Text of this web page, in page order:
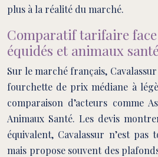
plus à la réalité du marché.
Comparatif tarifaire face
équidés et animaux santé
Sur le marché français,
fourchette de prix médiane à
comparaison d’acteurs comme
Animaux Santé. Les devis
équivalent, Cavalassur n’est
mais propose souvent des